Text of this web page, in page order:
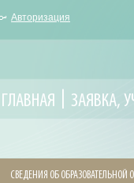
Авторизация
ГЛАВНАЯ ЗАЯВКА,
СВЕДЕНИЯ ОБ ОБРАЗОВАТЕЛЬНОЙ